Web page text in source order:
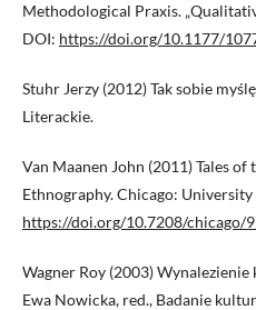
Methodological Praxis.
DOI: https://doi.org/10.1177/
Stuhr Jerzy (2012) Tak sobie
Literackie.
Van Maanen John (2011) Tales
Ethnography. Chicago:
https://doi.org/10.7208/chicago/
Wagner Roy (2003)
Ewa Nowicka, red., Badanie